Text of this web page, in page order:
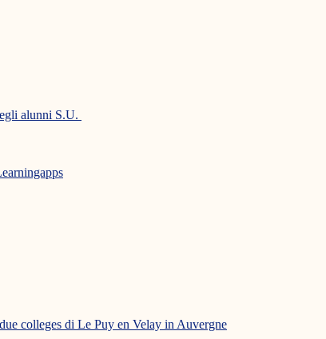
alunni S.U.
colleges di Le Puy en Velay in Auvergne